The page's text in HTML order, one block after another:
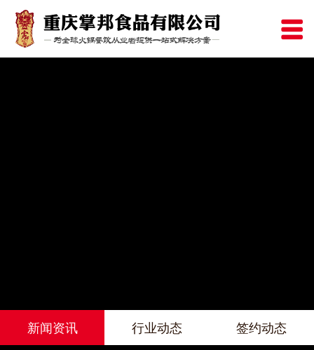
新闻资讯 行业动态 签约动态